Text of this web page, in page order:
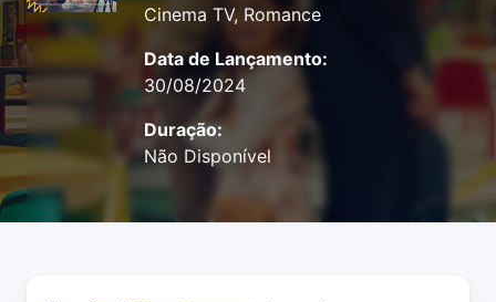
Cinema TV, Romance
Data de Lançamento:
30/08/2024
Duração:
Não Disponível